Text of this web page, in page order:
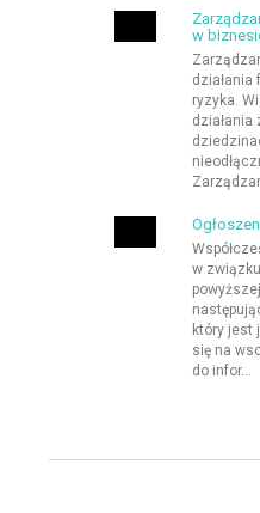
w
ryzyka.
w
który jest
się na
do infor...